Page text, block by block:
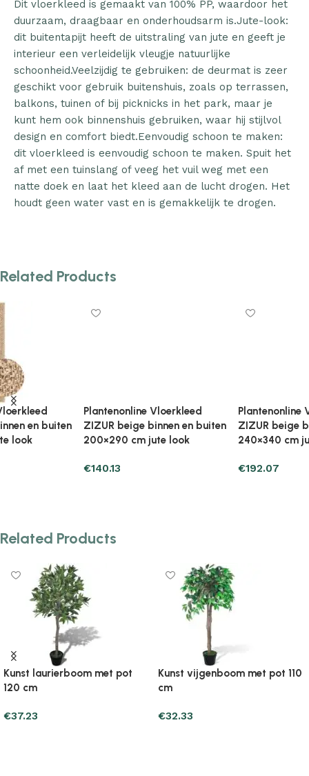
Dit vloerkleed is gemaakt van 100% PP, waardoor het
duurzaam, draagbaar en onderhoudsarm is.Jute-look:
dit buitentapijt heeft de uitstraling van jute en geeft je
interieur een verleidelijk vleugje natuurlijke
schoonheid.Veelzijdig te gebruiken: de deurmat is zeer
geschikt voor gebruik buitenshuis, zoals op terrassen,
balkons, tuinen of bij picknicks in het park, maar je
kunt hem ook binnenshuis gebruiken, waar hij stijlvol
design en comfort biedt.Eenvoudig schoon te maken:
dit vloerkleed is eenvoudig schoon te maken. Spuit het
af met een tuinslang of veeg het vuil weg met een
natte doek en laat het kleed aan de lucht drogen. Het
houdt geen water vast en is gemakkelijk te drogen.
Related Products
Plantenonline Vloerkleed
ZIZUR beige binnen en buiten
200×290 cm jute look
Plantenonline Vloerkleed
ZIZUR beige binnen en buiten
240×340 cm jute look
Related Products
Kunst laurierboom met pot
120 cm
€37.23
Kunst vijgenboom met pot 110
cm
€32.33